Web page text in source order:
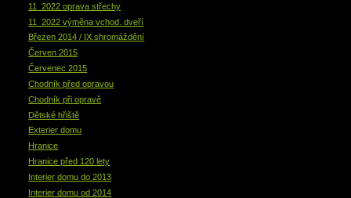
11_2022 oprava střechy
11_2022 výměna vchod. dveří
Březen 2014 / IX.shromáždění
Červen 2015
Červenec 2015
Chodník před opravou
Chodník při opravě
Dětské hřiště
Exterier domu
Hranice
Hranice před 120 lety
Interier domu do 2013
Interier domu od 2014